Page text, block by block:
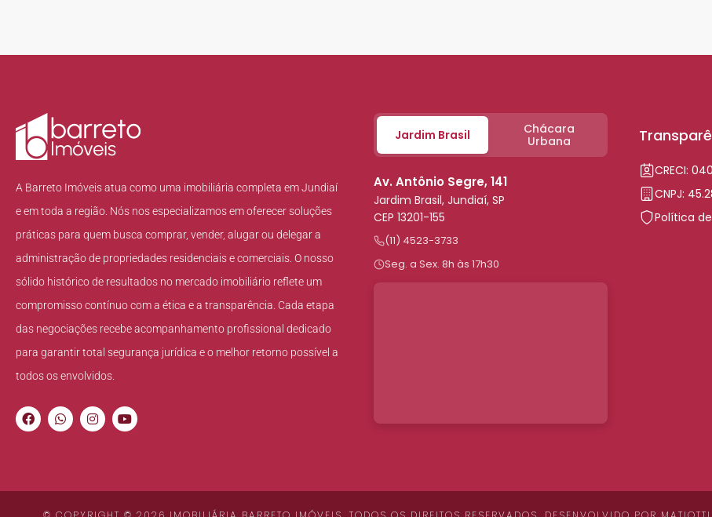
A Barreto Imóveis atua como uma imobiliária completa em Jundiaí
e em toda a região. Nós nos especializamos em oferecer soluções
práticas para quem busca comprar, vender, alugar ou delegar a
administração de propriedades residenciais e comerciais. O nosso
sólido histórico de resultados no mercado imobiliário reflete um
compromisso contínuo com a ética e a transparência. Cada etapa
das negociações recebe acompanhamento profissional dedicado
para garantir total segurança jurídica e o melhor retorno possível a
todos os envolvidos.
Jardim Brasil
Chácara
Urbana
Av. Antônio Segre, 141
Jardim Brasil, Jundiaí, SP
CEP 13201-155
(11) 4523-3733
Seg. a Sex. 8h às 17h30
CRECI:
CNPJ:
Política